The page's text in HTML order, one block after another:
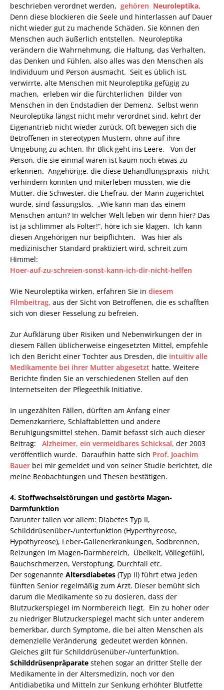
beschrieben verordnet werden, gehören Neuroleptika.
Denn diese blockieren die Seele und hinterlassen auf Dauer
nicht wieder gut zu machende Schäden. Sie können den
Menschen auch äußerlich entstellen. Neuroleptika
verändern die Wahrnehmung, die Haltung, das Verhalten,
das Denken und Fühlen, also alles was den Menschen als
Individuum und Person ausmacht. Seit es üblich ist,
verwirrte, alte Menschen mit Neuroleptika gefügig zu
machen, erleben wir die fürchterlichen Bilder von
Menschen in den Endstadien der Demenz. Selbst wenn
Neuroleptika längst nicht mehr verordnet sind, kehrt der
Eigenantrieb nicht wieder zurück. Oft bewegen sich die
Betroffenen in stereotypen Mustern, ohne auf ihre
Umgebung zu achten. Ihr Blick geht ins Leere. Von der
Person, die sie einmal waren ist kaum noch etwas zu
erkennen. Angehörige, die diese Behandlungspraxis nicht
verhindern konnten und miterleben mussten, wie die
Mutter, die Schwester, die Ehefrau, der Mann zugerichtet
wurde, sind fassungslos. „Wie kann man das einem
Menschen antun? In welcher Welt leben wir denn hier? Das
ist ja schlimmer als Folter!“, höre ich sie klagen. Ich kann
diesen Angehörigen nur beipflichten. Was hier als
medizinischer Standard praktiziert wird, schreit zum
Himmel:
Hoer-auf-zu-schreien-sonst-kann-ich-dir-nicht-helfen
Wie Neuroleptika wirken, erfahren Sie in diesem
Filmbeitrag, aus der Sicht von Betroffenen, die es schafften
sich von dieser Fesselung zu befreien.
Zur Aufklärung über Risiken und Nebenwirkungen der in
diesem Fällen üblicherweise eingesetzten Mittel, empfehle
ich den Bericht einer Tochter aus Dresden, die intuitiv alle
Medikamente bei ihrer Mutter abgesetzt hatte. Weitere
Berichte finden Sie an verschiedenen Stellen auf den
Internetseiten der Pflegeethik Initiative.
In ungezählten Fällen, dürften am Anfang einer
Demenzkarriere, Schlaftabletten und andere
Beruhigungsmittel stehen. Damit befasst sich auch dieser
Beitrag: Alzheimer, ein vermeidbares Schicksal, der 2003
veröffentlich wurde. Daraufhin hatte sich Prof. Joachim
Bauer bei mir gemeldet und von seiner Studie berichtet, die
meine Beobachtungen und Thesen bestätigen.
4. Stoffwechselstörungen und gestörte Magen-
Darmfunktion
Darunter fallen vor allem: Diabetes Typ II,
Schilddrüsenüber-/unterfunktion (Hyperthyreose,
Hypothyreose), Leber-Gallenerkrankungen, Sodbrennen,
Reizungen im Magen-Darmbereich, Übelkeit, Völlegefühl,
Bauchschmerzen, Verstopfung, Durchfall etc.
Der sogenannte Altersdiabetes (Typ II) führt etwa jeden
fünften Senior regelmäßig zum Arzt. Dieser bemüht sich
darum die Medikamente so zu dosieren, dass der
Blutzuckerspiegel im Normbereich liegt. Ein zu hoher oder
zu niedriger Blutzuckerspiegel macht sich unter anderem
bemerkbar, durch Symptome, die bei alten Menschen als
demenzielle Veränderung gedeutet werden können.
Gleiches gilt für Schilddrüsenüber-/unterfunktion.
Schilddrüsenpräparate stehen sogar an dritter Stelle der
Medikamente in der Altersmedizin, noch vor den
Antidiabetika und Mitteln zur Senkung erhöhter Blutfette